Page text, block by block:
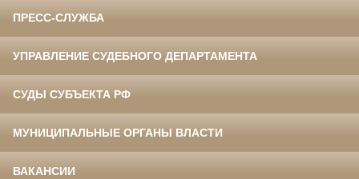
ПРЕСС-СЛУЖБА
УПРАВЛЕНИЕ СУДЕБНОГО ДЕПАРТАМЕНТА
СУДЫ СУБЪЕКТА РФ
МУНИЦИПАЛЬНЫЕ ОРГАНЫ ВЛАСТИ
ВАКАНСИИ